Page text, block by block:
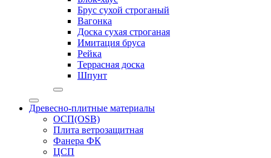
Брус сухой строганый
Вагонка
Доска сухая строганая
Имитация бруса
Рейка
Террасная доска
Шпунт
Древесно-плитные материалы
ОСП(OSB)
Плита ветрозащитная
Фанера ФК
ЦСП